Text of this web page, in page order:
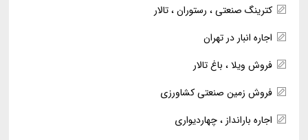
کترینگ صنعتی ، رستوران ، تالار
اجاره انبار در تهران
فروش ویلا ، باغ تالار
فروش زمین صنعتی کشاورزی
اجاره بارانداز ، چهاردیواری